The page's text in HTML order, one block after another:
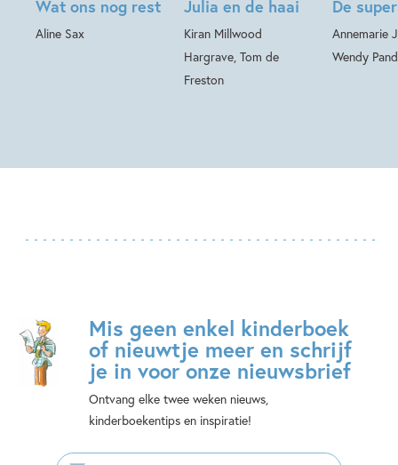
Wat ons nog rest
Aline Sax
Julia en de haai
Kiran Millwood
Hargrave, Tom de
Freston
De
Annemarie
Wendy
Mis geen enkel kinderboek
of nieuwtje meer en schrijf
je in voor onze nieuwsbrief
Ontvang elke twee weken nieuws,
kinderboekentips en inspiratie!
E-